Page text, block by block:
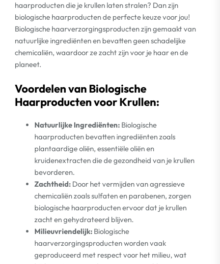
haarproducten die je krullen laten stralen? Dan zijn
biologische haarproducten de perfecte keuze voor jou!
Biologische haarverzorgingsproducten zijn gemaakt van
natuurlijke ingrediënten en bevatten geen schadelijke
chemicaliën, waardoor ze zacht zijn voor je haar en de
planeet.
Voordelen van Biologische
Haarproducten voor Krullen:
Natuurlijke Ingrediënten: Biologische
haarproducten bevatten ingrediënten zoals
plantaardige oliën, essentiële oliën en
kruidenextracten die de gezondheid van je krullen
bevorderen.
Zachtheid: Door het vermijden van agressieve
chemicaliën zoals sulfaten en parabenen, zorgen
biologische haarproducten ervoor dat je krullen
zacht en gehydrateerd blijven.
Milieuvriendelijk: Biologische
haarverzorgingsproducten worden vaak
geproduceerd met respect voor het milieu, wat